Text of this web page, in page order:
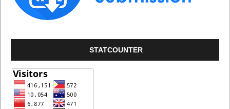
STATCOUNTER